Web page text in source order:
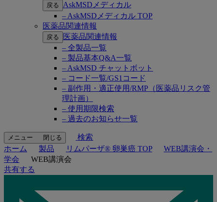
戻る
AskMSDメディカル
– AskMSDメディカル TOP
医薬品関連情報
戻る
医薬品関連情報
– 全製品一覧
– 製品基本Q&A一覧
– AskMSD チャットボット
– コード一覧/GS1コード
– 副作用・適正使用/RMP（医薬品リスク管
理計画）
– 使用期限検索
– 過去のお知らせ一覧
メニュー 閉じる
検索
ホーム
製品 リムパーザ® 卵巣癌 TOP
WEB講演会・
学会
WEB講演会
共有する